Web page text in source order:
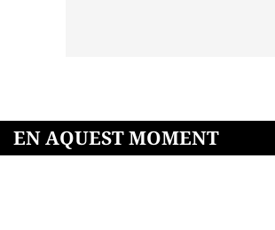
EN AQUEST MOMENT